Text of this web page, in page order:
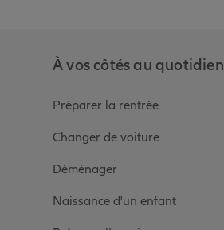
À vos côtés au quotidien
Préparer la rentrée
Changer de voiture
Déménager
Naissance d'un enfant